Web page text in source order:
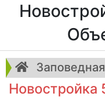
Новостройка